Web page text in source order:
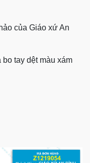
của Giáo xứ An
bo tay dệt màu xám